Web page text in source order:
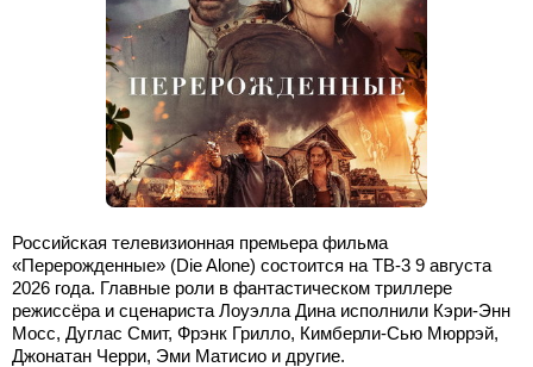
Российская телевизионная премьера фильма
«Перерожденные» (Die Alone) состоится на ТВ-3 9 августа
2026 года. Главные роли в фантастическом триллере
режиссёра и сценариста Лоуэлла Дина исполнили Кэри-Энн
Мосс, Дуглас Смит, Фрэнк Грилло, Кимберли-Сью Мюррэй,
Джонатан Черри, Эми Матисио и другие.